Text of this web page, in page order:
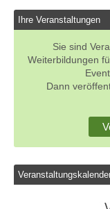
Ihre Veranstaltungen
Sie sind
Weiterbildungen
Dann